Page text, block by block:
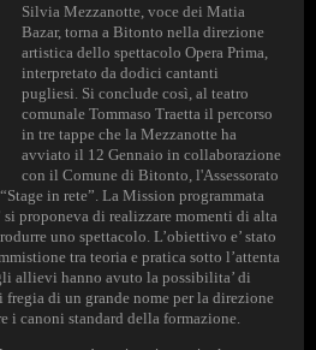
Silvia Mezzanotte, voce dei Matia
Bazar, torna a Bitonto nella direzione
artistica dello spettacolo Opera Prima,
interpretato da dodici cantanti
pugliesi. Si conclude così, al teatro
comunale Tommaso Traetta il percorso
in tre tappe che la Mezzanotte ha
avviato il 12 Gennaio in collaborazione
con il Comune di Bitonto, l'Assessorato
in rete”. La Mission programmata
si proponeva di realizzare momenti di alta
uno spettacolo. L’obiettivo e’ stato
tra teoria e pratica sotto l’attenta
allievi hanno avuto la possibilita’ di
fregia di un grande nome per la direzione
i canoni standard della formazione.